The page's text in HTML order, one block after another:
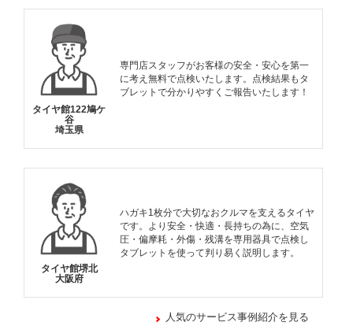
タイヤ館122鳩ケ
谷
埼玉県
専門店スタッフがお客様の安全・安心を第一
に考え無料で点検いたします。点検結果もタ
ブレットで分かりやすくご報告いたします！
タイヤ館堺北
大阪府
ハガキ1枚分で大切なおクルマを支えるタイヤ
です。より安全・快適・長持ちの為に、空気
圧・偏摩耗・外傷・残溝を専用器具で点検し
タブレットを使って判り易く説明します。
人気のサービス事例紹介を見る